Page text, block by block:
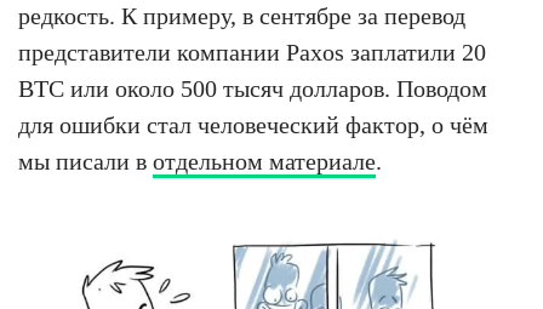
редкость. К примеру, в сентябре за перевод
представители компании Paxos заплатили 20
BTC или около 500 тысяч долларов. Поводом
для ошибки стал человеческий фактор, о чём
мы писали в отдельном материале.